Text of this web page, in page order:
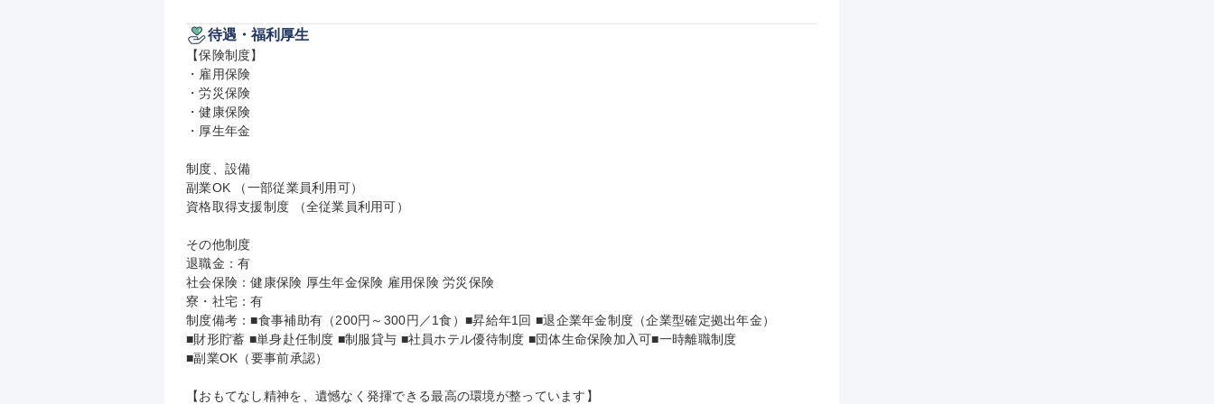
待遇・福利厚生
【保険制度】
・雇用保険
・労災保険
・健康保険
・厚生年金
制度、設備
副業OK （一部従業員利用可）
資格取得支援制度 （全従業員利用可）
その他制度
退職金：有
社会保険：健康保険 厚生年金保険 雇用保険 労災保険
寮・社宅：有
制度備考：■食事補助有（200円～300円／1食）■昇給年1回 ■退企業年金制度（企業型確定拠出年金）
■財形貯蓄 ■単身赴任制度 ■制服貸与 ■社員ホテル優待制度 ■団体生命保険加入可■一時離職制度
■副業OK（要事前承認）
【おもてなし精神を、遺憾なく発揮できる最高の環境が整っています】